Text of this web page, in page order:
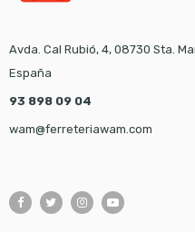
Avda. Cal Rubió, 4, 08730 Sta.
España
93 898 09 04
wam@ferreteriawam.com